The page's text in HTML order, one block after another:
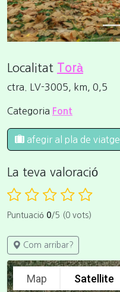
Localitat Torà
ctra. LV-3005, km, 0,5
Categoria Font
afegir al pla de viatge
La teva valoració
Puntuació 0/5 (0 vots)
Com arribar?
Map Satellite